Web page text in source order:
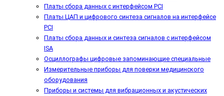
Платы сбора данных с интерфейсом PCI
Платы ЦАП и цифрового синтеза сигналов на интерфейсе
PCI
Платы сбора данных и синтеза сигналов с интерфейсом
ISA
Осциллографы цифровые запоминающие специальные
Измерительные приборы для поверки медицинского
оборудования
Приборы и системы для вибрационных и акустических